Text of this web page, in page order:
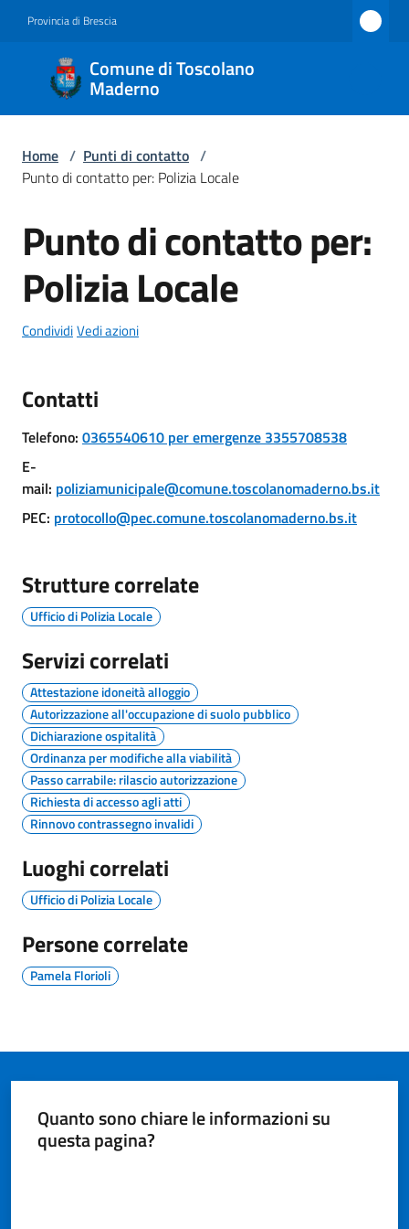
Provincia di Brescia
Comune di Toscolano
Maderno
Comune
di
Toscolano
Maderno
Amministrazione
Novità
Servizi
Toscolano
r
t
a
e
D
e
d
a
l
o
s
e
r
v
i
i
s
s
Home / Punti di contatto /
Punto di contatto per: Polizia Locale
Salta al contenuto
Punto di contatto per:
Polizia Locale
CondividiVedi azioni
Contatti
Telefono: 0365540610 per emergenze 3355708538
E-
mail: poliziamunicipale@comune.toscolanomaderno.bs.it
PEC: protocollo@pec.comune.toscolanomaderno.bs.it
Strutture correlate
Ufficio di Polizia Locale
Servizi correlati
Attestazione idoneità alloggio
Autorizzazione all'occupazione di suolo pubblico
Dichiarazione ospitalità
Ordinanza per modifiche alla viabilità
Passo carrabile: rilascio autorizzazione
Richiesta di accesso agli atti
Rinnovo contrassegno invalidi
Luoghi correlati
Ufficio di Polizia Locale
Persone correlate
Pamela Florioli
Quanto sono chiare le informazioni su
questa pagina?